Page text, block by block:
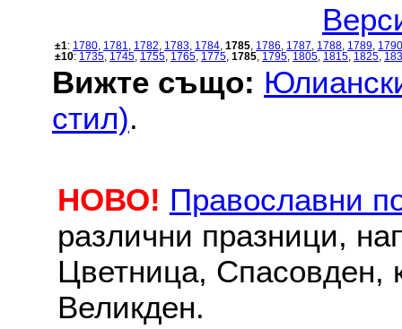
±1: 1780 1781 1782 1783 1784 1785 1786 1787 1788 1789 1790
±10: 1735 1745 1755 1765 1775 1785 1795 1805 1815 1825
Вижте също:
стил).
НОВО! Православни
различни празници,
Цветница, Спасовден,
Великден.